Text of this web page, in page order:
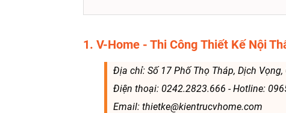
1. V-Home - Thi Công Thiết Kế Nội
Địa chỉ: Số 17 Phố Thọ Tháp, Dịch Vọng,
Điện thoại: 0242.2823.666 - Hotline:
Email: thietke@kientrucvhome.com